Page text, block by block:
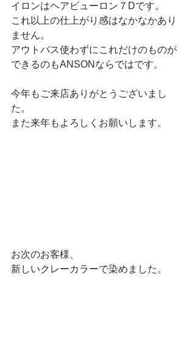
イロンはヘアビューロン７Dです。
これ以上の仕上がり感はなかなかあり
ません。
アウトバス使わずにこれだけのものが
できるのもANSONならではです。
今年もご来店ありがとうございまし
た。
また来年もよろしくお願いします。
お次のお客様、
新しいクレーカラーで染めました。